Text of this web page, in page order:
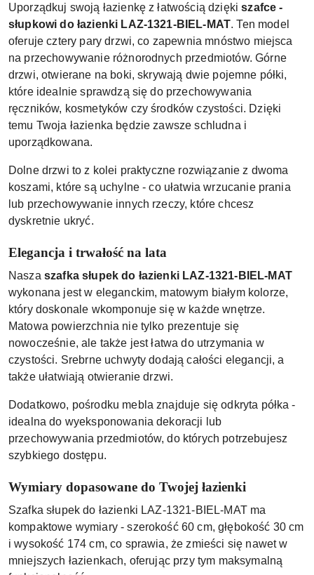
Uporządkuj swoją łazienkę z łatwością dziękiszafce -
słupkowi do łazienki LAZ-1321-BIEL-MAT. Ten model
oferuje cztery pary drzwi, co zapewnia mnóstwo miejsca
na przechowywanie różnorodnych przedmiotów. Górne
drzwi, otwierane na boki, skrywają dwie pojemne półki,
które idealnie sprawdzą się do przechowywania
ręczników, kosmetyków czy środków czystości. Dzięki
temu Twoja łazienka będzie zawsze schludna i
uporządkowana.
Dolne drzwi to z kolei praktyczne rozwiązanie z dwoma
koszami, które są uchylne - co ułatwia wrzucanie prania
lub przechowywanie innych rzeczy, które chcesz
dyskretnie ukryć.
Elegancja i trwałość na lata
Nasza szafka słupek do łazienki LAZ-1321-BIEL-MAT
wykonana jest w eleganckim, matowym białym kolorze,
który doskonale wkomponuje się w każde wnętrze.
Matowa powierzchnia nie tylko prezentuje się
nowocześnie, ale także jest łatwa do utrzymania w
czystości. Srebrne uchwyty dodają całości elegancji, a
także ułatwiają otwieranie drzwi.
Dodatkowo, pośrodku mebla znajduje się odkryta półka -
idealna do wyeksponowania dekoracji lub
przechowywania przedmiotów, do których potrzebujesz
szybkiego dostępu.
Wymiary dopasowane do Twojej łazienki
Szafka słupek do łazienki LAZ-1321-BIEL-MAT ma
kompaktowe wymiary - szerokość 60 cm, głębokość 30 cm
i wysokość 174 cm, co sprawia, że zmieści się nawet w
mniejszych łazienkach, oferując przy tym maksymalną